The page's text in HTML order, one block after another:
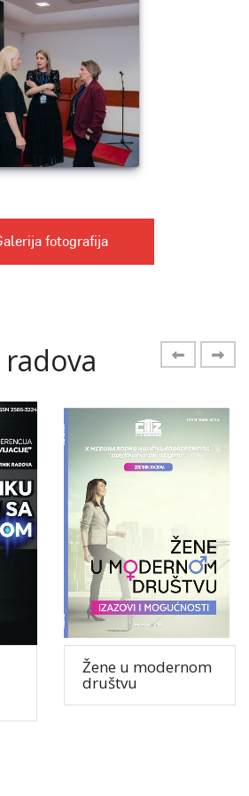
fotografija
Žene u modernom
društvu